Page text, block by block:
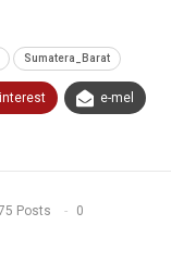
Sumatera_Barat
e-mel
Posts 0